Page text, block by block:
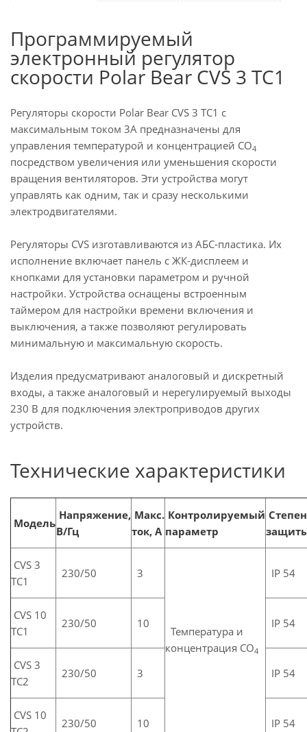
Программируемый
электронный регулятор
скорости Polar Bear CVS 3 TС1
Регуляторы скорости Polar Bear CVS 3 TС1 с
максимальным током 3А предназначены для
управления температурой и концентрацией CO4
посредством увеличения или уменьшения скорости
вращения вентиляторов. Эти устройства могут
управлять как одним, так и сразу несколькими
электродвигателями.
Регуляторы CVS изготавливаются из АБС-пластика. Их
исполнение включает панель с ЖК-дисплеем и
кнопками для установки параметром и ручной
настройки. Устройства оснащены встроенным
таймером для настройки времени включения и
выключения, а также позволяют регулировать
минимальную и максимальную скорость.
Изделия предусматривают аналоговый и дискретный
входы, а также аналоговый и нерегулируемый выходы
230 В для подключения электроприводов других
устройств.
Технические характеристики
Модель
Напряжение,
В/Гц
Макс.
ток, А
Контролируемый
параметр
CVS 3
TC1
230/50 3
Температура и
концентрация CO4
IP 54
CVS 10
TC1
230/50 10 IP 54
CVS 3
TC2
230/50 3 IP 54
CVS 10
230/50 10 IP 54